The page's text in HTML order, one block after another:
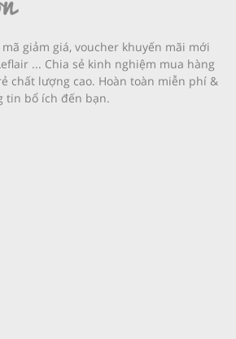
giảm giá, voucher khuyến mãi mới
... Chia sẻ kinh nghiệm mua hàng
chất lượng cao. Hoàn toàn miễn phí &
tin bổ ích đến bạn.